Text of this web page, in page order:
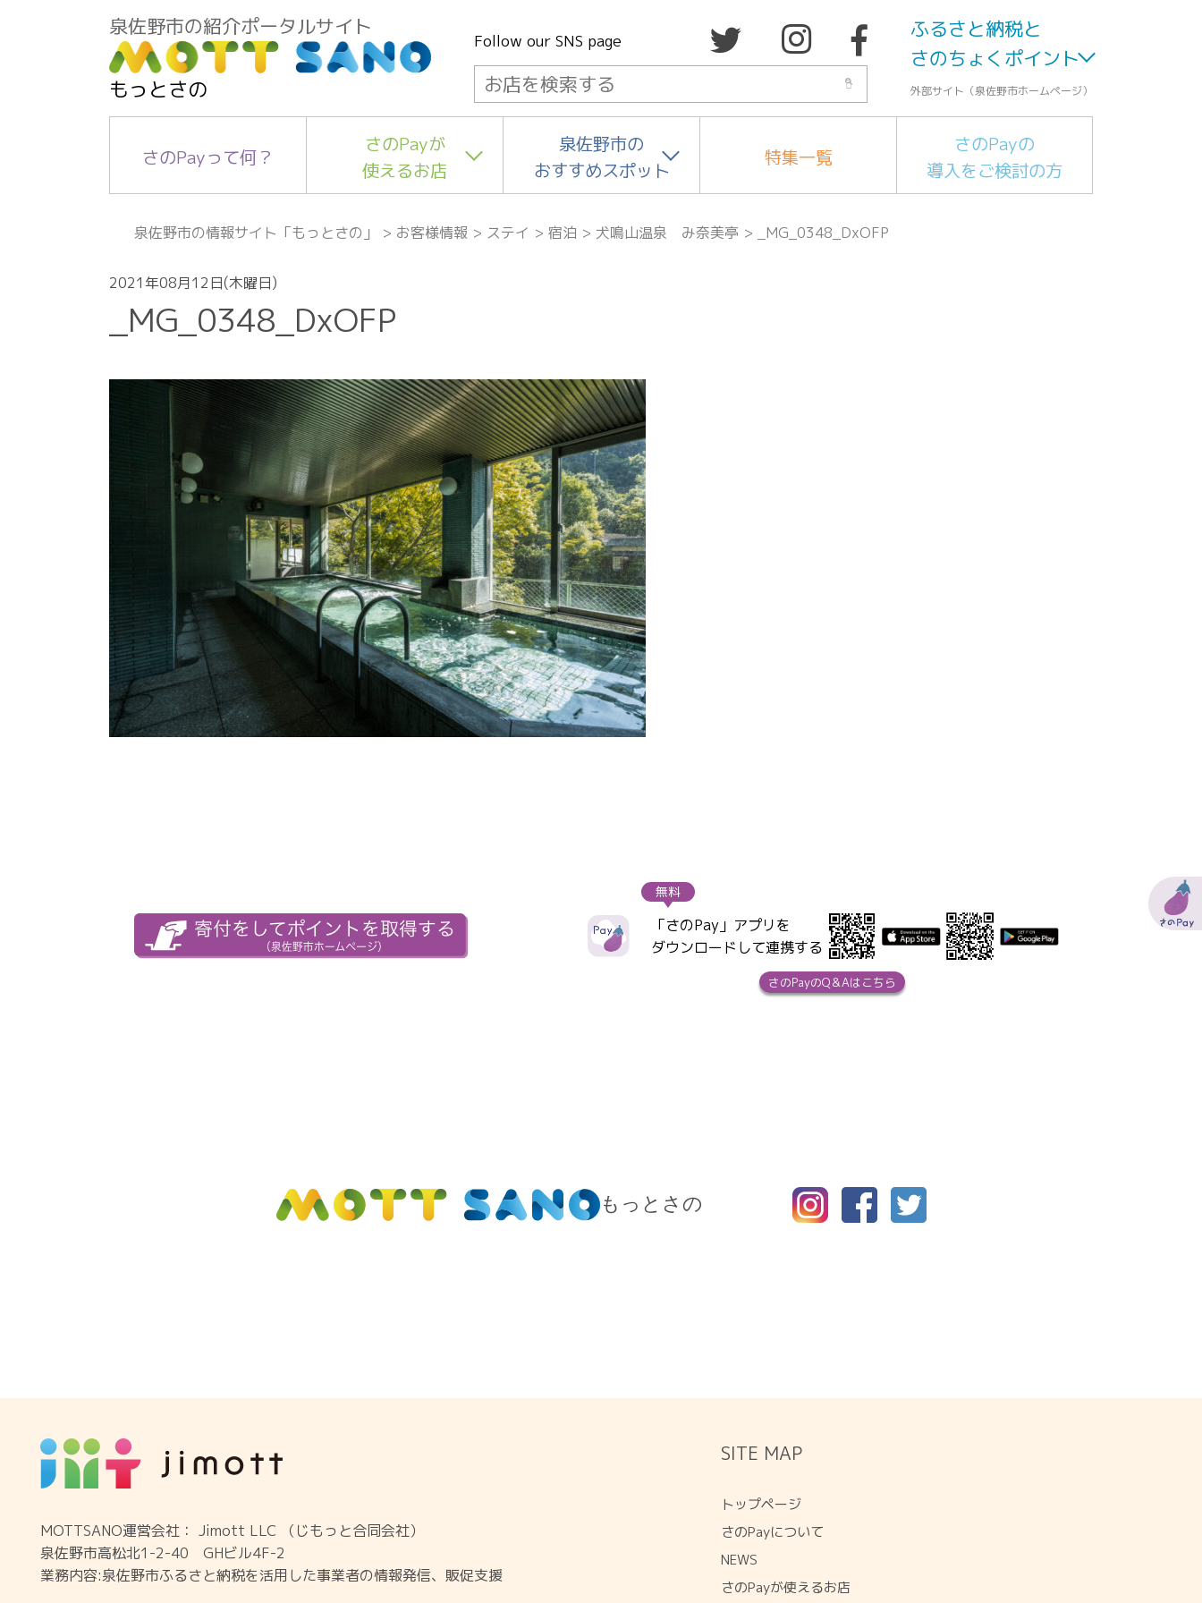
泉佐野市の紹介ポータルサイト
もっとさの
Follow our SNS page
ふるさと納税と
さのちょくポイント
外部サイト（泉佐野市ホームページ）
さのPayって何？
さのPayが
使えるお店
泉佐野市の
おすすめスポット
特集一覧
さのPayの
導入をご検討の方
泉佐野市の情報サイト「もっとさの」 > お客様情報 > ステイ > 宿泊 > 犬鳴山温泉 み奈美亭 > _MG_0348_DxOFP
2021年08月12日(木曜日)
_MG_0348_DxOFP
「さのPay」アプリを
ダウンロードして連携する
無料
さのPayのQ＆Aはこちら
もっとさの
MOTTSANO運営会社： Jimott LLC （じもっと合同会社）
泉佐野市高松北1-2-40 GHビル4F-2
業務内容:泉佐野市ふるさと納税を活用した事業者の情報発信、販促支援
SITE MAP
トップページ
さのPayについて
NEWS
さのPayが使えるお店